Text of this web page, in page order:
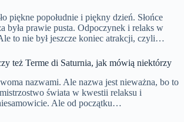
piękne popołudnie i piękny dzień. Słońce
była prawie pusta. Odpoczynek i relaks w
to nie był jeszcze koniec atrakcji, czyli…
też Terme di Saturnia, jak mówią niektórzy
nazwami. Ale nazwa jest nieważna, bo to
świata w kwestii relaksu i
Ale od początku…